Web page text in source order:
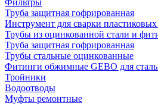
Труба защитная гофрированная
Инструмент для сварки
Трубы из оцинкованной стали и
Труба защитная гофрированная
Трубы стальные оцинкованные
Фитинги обжимные GEBO для
Тройники
Водоотводы
Муфты ремонтные